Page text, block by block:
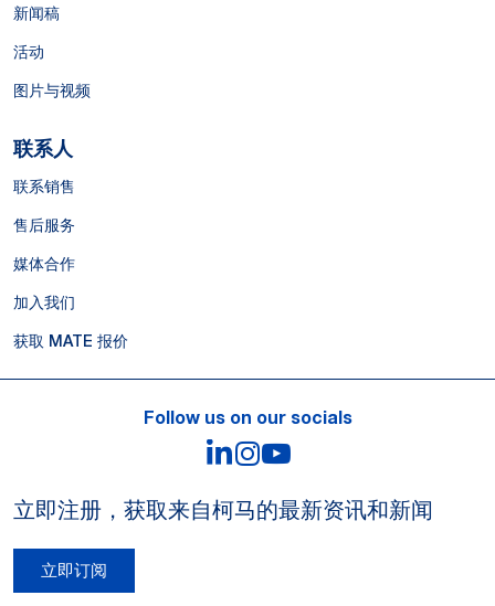
新闻稿
活动
图片与视频
联系人
联系销售
售后服务
媒体合作
加入我们
获取 MATE 报价
Follow us on our socials
LinkedIn
Instagram
立即注册，获取来自柯马的最新资讯和新闻
立即订阅